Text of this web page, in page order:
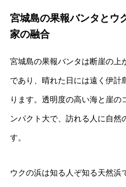
宮城島の果報バンタとウ
家の融合
宮城島の果報バンタは断崖の上
であり、晴れた日には遠く伊計
ります。透明度の高い海と崖の
ンパクト大で、訪れる人に自然
す。
ウクの浜は知る人ぞ知る天然浜